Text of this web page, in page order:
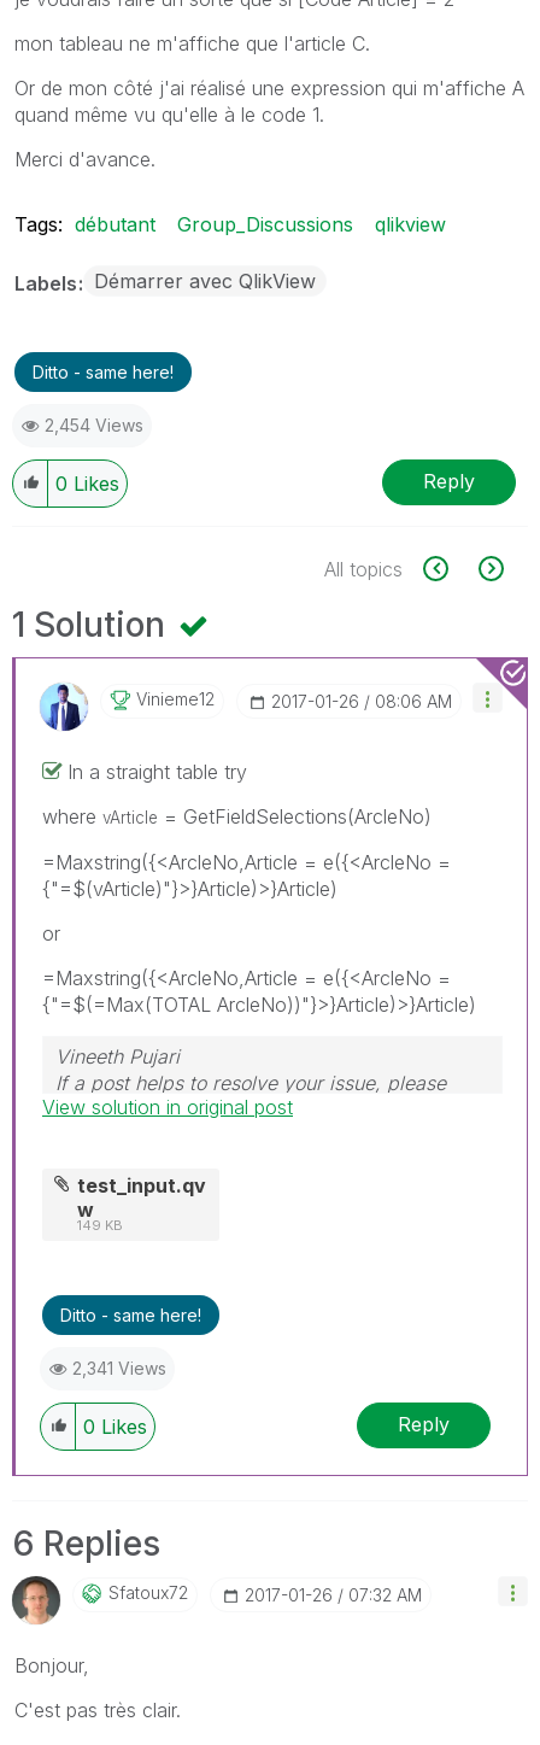
mon tableau ne m'affiche que l'article C.
Or de mon côté j'ai réalisé une expression qui m'affiche A
quand même vu qu'elle à le code 1.
Merci d'avance.
Tags: débutant Group_Discussions qlikview
Labels Démarrer avec QlikView
Ditto - same here!
2,454 Views
0 Likes Reply
All topics
1 Solution
Vinieme12 ‎2017-01-26 08:06 AM
In a straight table try
where vArticle = GetFieldSelections(ArcleNo)
=Maxstring({<ArcleNo,Article = e({<ArcleNo =
{"=$(vArticle)"}>}Article)>}Article)
or
=Maxstring({<ArcleNo,Article = e({<ArcleNo =
{"=$(=Max(TOTAL ArcleNo))"}>}Article)>}Article)
Vineeth Pujari
If a post helps to resolve your issue, please
accept it as a Solution.
View solution in original post
test_input.qv
w
149 KB
Ditto - same here!
2,341 Views
0 Likes Reply
6 Replies
Sfatoux72 ‎2017-01-26 07:32 AM
Bonjour,
C'est pas très clair.